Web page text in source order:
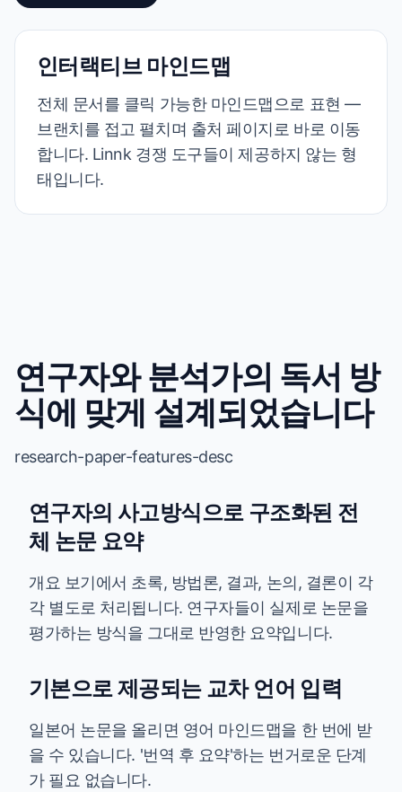
인터랙티브 마인드맵
전체 문서를 클릭 가능한 마인드맵으로 표현 —
브랜치를 접고 펼치며 출처 페이지로 바로 이동
합니다. Linnk 경쟁 도구들이 제공하지 않는 형
태입니다.
연구자와 분석가의 독서 방
식에 맞게 설계되었습니다
research-paper-features-desc
연구자의 사고방식으로 구조화된 전
체 논문 요약
개요 보기에서 초록, 방법론, 결과, 논의, 결론이 각
각 별도로 처리됩니다. 연구자들이 실제로 논문을
평가하는 방식을 그대로 반영한 요약입니다.
기본으로 제공되는 교차 언어 입력
일본어 논문을 올리면 영어 마인드맵을 한 번에 받
을 수 있습니다. '번역 후 요약'하는 번거로운 단계
가 필요 없습니다.